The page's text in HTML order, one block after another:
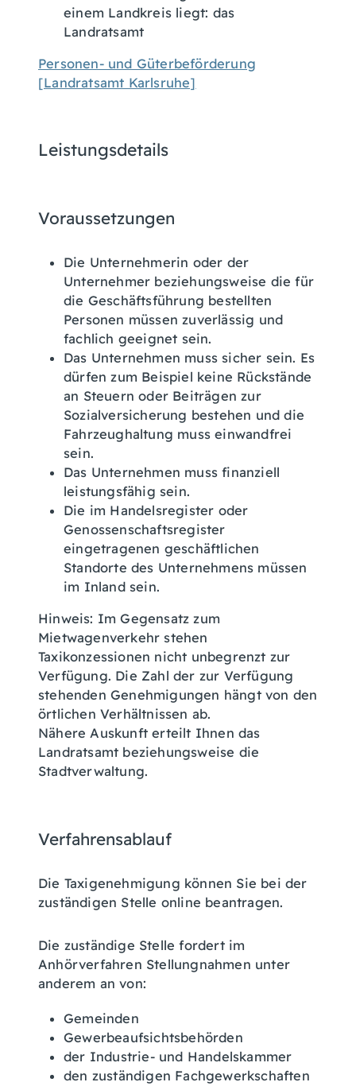
einem Landkreis liegt: das
Landratsamt
Personen- und Güterbeförderung
[Landratsamt Karlsruhe]
Leistungsdetails
Voraussetzungen
Die Unternehmerin oder der
Unternehmer beziehungsweise die für
die Geschäftsführung bestellten
Personen müssen zuverlässig und
fachlich geeignet sein.
Das Unternehmen muss sicher sein. Es
dürfen zum Beispiel keine Rückstände
an Steuern oder Beiträgen zur
Sozialversicherung bestehen und die
Fahrzeughaltung muss einwandfrei
sein.
Das Unternehmen muss finanziell
leistungsfähig sein.
Die im Handelsregister oder
Genossenschaftsregister
eingetragenen geschäftlichen
Standorte des Unternehmens müssen
im Inland sein.
Hinweis: Im Gegensatz zum
Mietwagenverkehr stehen
Taxikonzessionen nicht unbegrenzt zur
Verfügung. Die Zahl der zur Verfügung
stehenden Genehmigungen hängt von den
örtlichen Verhältnissen ab.
Nähere Auskunft erteilt Ihnen das
Landratsamt beziehungsweise die
Stadtverwaltung.
Verfahrensablauf
Die Taxigenehmigung können Sie bei der
zuständigen Stelle online beantragen.
Die zuständige Stelle fordert im
Anhörverfahren Stellungnahmen unter
anderem an von:
Gemeinden
Gewerbeaufsichtsbehörden
der Industrie- und Handelskammer
den zuständigen Fachgewerkschaften